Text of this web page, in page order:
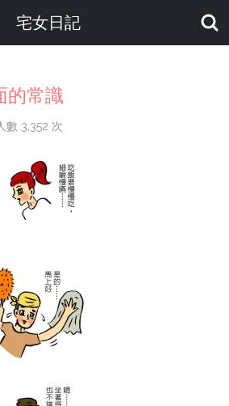
宅女日記
的常識
數 3,352 次